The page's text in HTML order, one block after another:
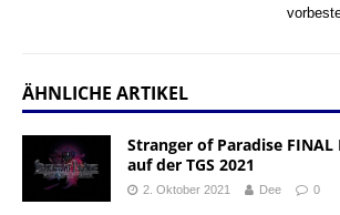
ÄHNLICHE ARTIKEL
Stranger of Paradise FINAL
auf der TGS 2021
2. Oktober 2021 Dee 0